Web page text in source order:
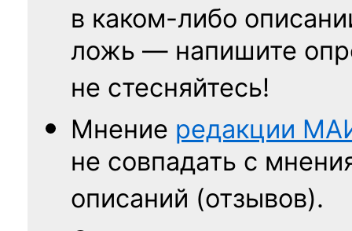
в каком-либо
ложь — напишите
не стесняйтесь!
Мнение редакции
не совпадать с
описаний (отзывов).